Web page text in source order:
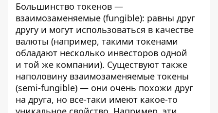
Большинство токенов —
взаимозаменяемые (fungible): равны друг
другу и могут использоваться в качестве
валюты (например, такими токенами
обладают несколько инвесторов одной
и той же компании). Существуют также
наполовину взаимозаменяемые токены
(semi-fungible) — они очень похожи друг
на друга, но все-таки имеют какое-то